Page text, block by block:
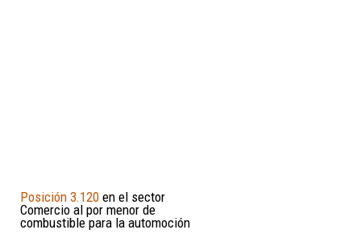
Posición 3.120 en el sector
Comercio al por menor de
combustible para la automoción